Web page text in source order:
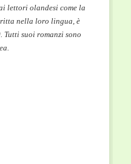
lettori olandesi come la
nella loro lingua, è
Tutti suoi romanzi sono